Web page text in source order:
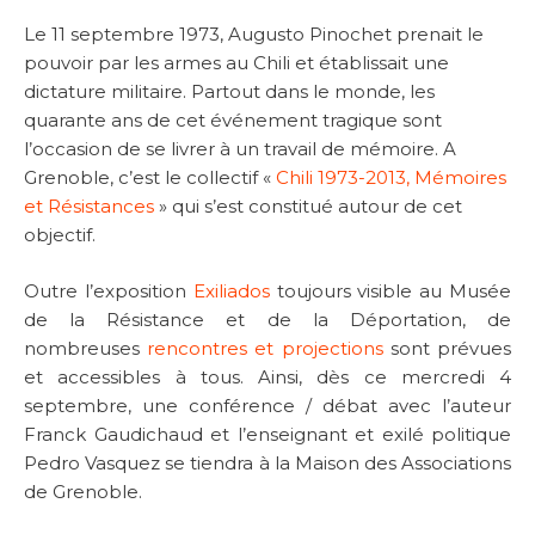
Le 11 septembre 1973, Augusto Pinochet prenait le
pouvoir par les armes au Chili et établissait une
dictature militaire. Partout dans le monde, les
quarante ans de cet événement tragique sont
l’occasion de se livrer à un travail de mémoire. A
Grenoble, c’est le collectif « Chili 1973-2013, Mémoires
et Résistances » qui s’est constitué autour de cet
objectif.
Outre l’exposition Exiliados toujours visible au Musée
de la Résistance et de la Déportation, de
nombreuses rencontres et projectionssont prévues
et accessibles à tous. Ainsi, dès ce mercredi 4
septembre, une conférence / débat avec l’auteur
Franck Gaudichaud et l’enseignant et exilé politique
Pedro Vasquez se tiendra à la Maison des Associations
de Grenoble.